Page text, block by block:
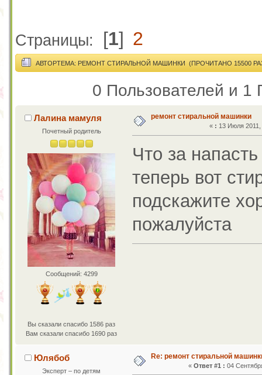
Страницы: [1] 2
АВТОРТЕМА: РЕМОНТ СТИРАЛЬНОЙ МАШИНКИ (ПРОЧИТАНО 15500
0 Пользователей и 1
Лалина мамуля
Почетный родитель
Сообщений: 4299
Вы сказали спасибо 1586 раз
Вам сказали спасибо 1690 раз
ремонт стиральной машинки
« : 13 Июля
Что за
теперь вот
подскажите
пожалуйста
Юлябоб
Эксперт – по детям
Re: ремонт стиральной
«Ответ #1 : 04